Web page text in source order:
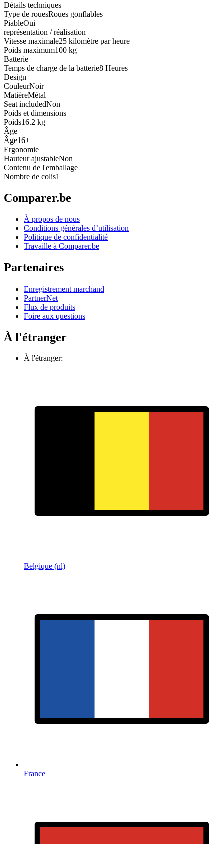
Détails techniques
Type de rouesRoues gonflables
PiableOui
représentation / réalisation
Vitesse maximale25 kilomètre par heure
Poids maximum100 kg
Batterie
Temps de charge de la batterie8 Heures
Design
CouleurNoir
MatièreMétal
Seat includedNon
Poids et dimensions
Poids16.2 kg
Âge
Âge16+
Ergonomie
Hauteur ajustableNon
Contenu de l'emballage
Nombre de colis1
Comparer.be
À propos de nous
Conditions générales d’utilisation
Politique de confidentialité
Travaille à Comparer.be
Partenaires
Enregistrement marchand
PartnerNet
Flux de produits
Foire aux questions
À l'étranger
À l'étranger:
Belgique (nl)
France